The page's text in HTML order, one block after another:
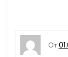
От